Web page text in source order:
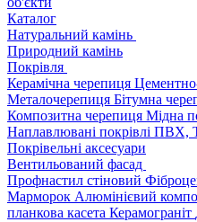
Каталог
Натуральний камінь
Природний камінь
Покрівля
Керамічна черепиця
Металочерепиця Бітумна
Композитна черепиця Мідна
Наплавлювані покрівлі ПВХ,
Покрівельні аксесуари
Вентильований фасад
Профнастил стіновий
Марморок Алюмінієвий
планкова касета Керамограніт